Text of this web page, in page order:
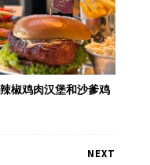
椒鸡肉汉堡和沙爹鸡
NEXT